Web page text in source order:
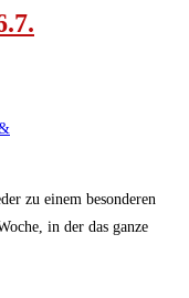
zu einem besonderen
in der das ganze